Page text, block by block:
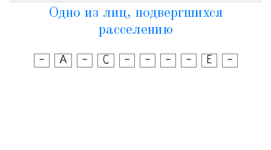
Одно из лиц, подвергшихся
расселению
- А - С - - - - Е -